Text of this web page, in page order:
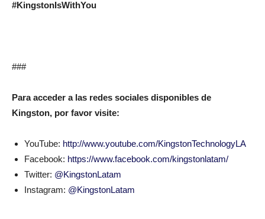
#KingstonIsWithYou
###
Para acceder a las redes sociales disponibles de
Kingston, por favor visite:
YouTube: http://www.youtube.com/KingstonTechnologyLA
Facebook: https://www.facebook.com/kingstonlatam/
Twitter: @KingstonLatam
Instagram: @KingstonLatam